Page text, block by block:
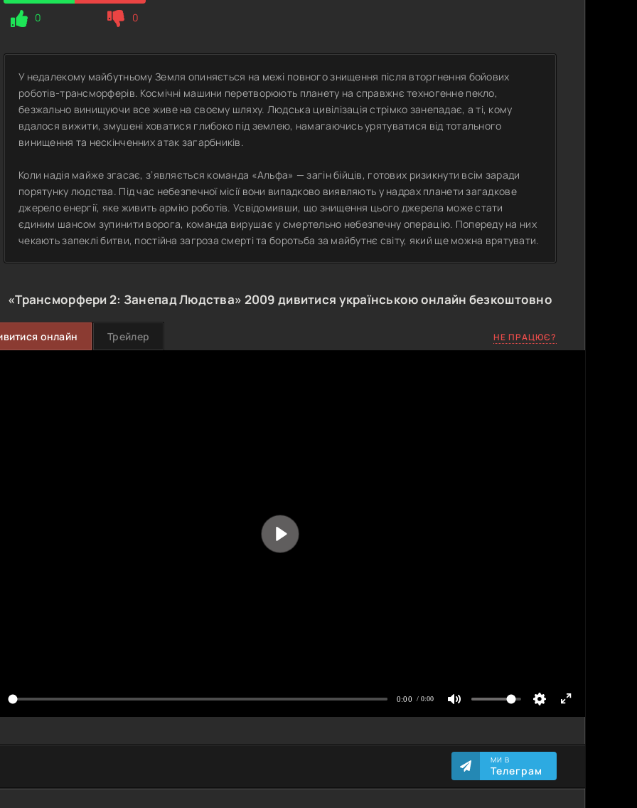
0 0
У недалекому майбутньому Земля опиняється на межі повного знищення після вторгнення бойових
роботів-трансморферів. Космічні машини перетворюють планету на справжнє техногенне пекло,
безжально винищуючи все живе на своєму шляху. Людська цивілізація стрімко занепадає, а ті, кому
вдалося вижити, змушені ховатися глибоко під землею, намагаючись урятуватися від тотального
винищення та нескінченних атак загарбників.
Коли надія майже згасає, з’являється команда «Альфа» — загін бійців, готових ризикнути всім заради
порятунку людства. Під час небезпечної місії вони випадково виявляють у надрах планети загадкове
джерело енергії, яке живить армію роботів. Усвідомивши, що знищення цього джерела може стати
єдиним шансом зупинити ворога, команда вирушає у смертельно небезпечну операцію. Попереду на них
чекають запеклі битви, постійна загроза смерті та боротьба за майбутнє світу, який ще можна врятувати.
«Трансморфери 2: Занепад Людства» 2009 дивитися українською онлайн безкоштовно
онлайн Трейлер НЕ ПРАЦЮЄ?
МИ В
Телеграм